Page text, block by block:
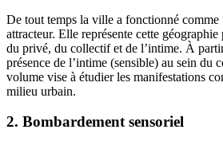
De tout temps la ville a fonctionné comme
attracteur. Elle représente cette
du privé, du collectif et de l’intime. À
présence de l’intime (sensible) au sein du
volume vise à étudier les manifestations
milieu urbain.
2. Bombardement sensoriel